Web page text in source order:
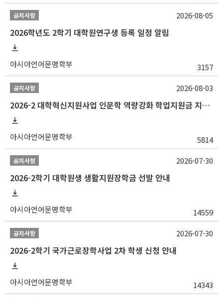
공지사항
2026학년도 2학기 대학원연구생 등록 일정 알림
아시아언어문명학부 3157
2026-08-05
공지사항
2026-2 대학혁신지원사업 인문학 역량강화 학업지원금 지원 선발 안내 (학/석/박사)
아시아언어문명학부 5814
2026-08-03
공지사항
2026-2학기 대학원생 생활지원장학금 선발 안내
아시아언어문명학부 14559
2026-07-30
공지사항
2026-2학기 국가근로장학사업 2차 학생 신청 안내
아시아언어문명학부 14343
2026-07-30